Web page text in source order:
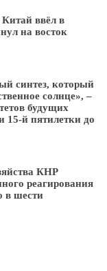
ввёл в
на восток
синтез, который
солнце», –
будущих
15-й пятилетки до
КНР
реагирования
в шести